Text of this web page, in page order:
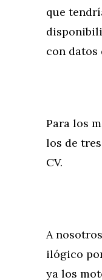
que
con
Para los
los de
CV.
A
ilógico
ya los